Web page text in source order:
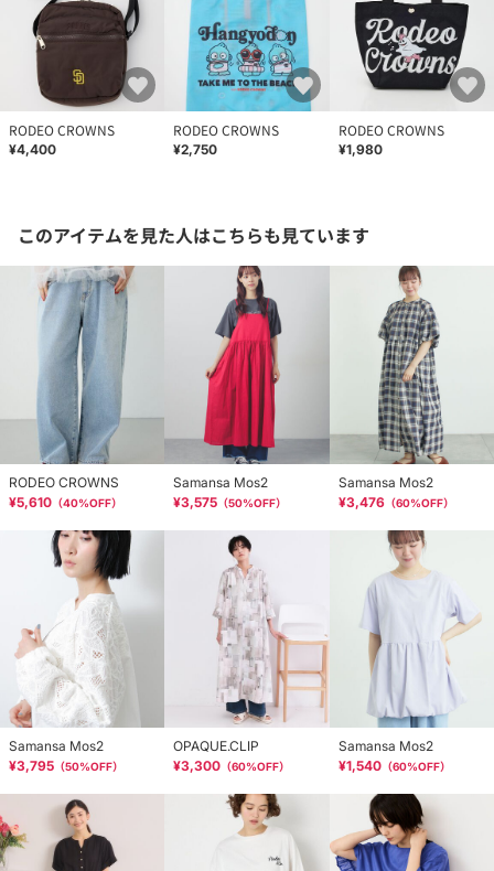
RODEO CROWNS
¥4,400
RODEO CROWNS
¥2,750
RODEO CROWNS
¥1,980